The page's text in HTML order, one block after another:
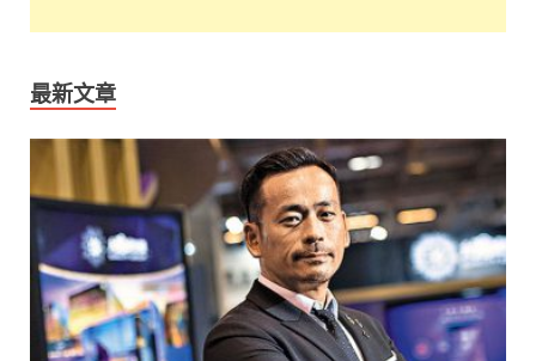
最新文章